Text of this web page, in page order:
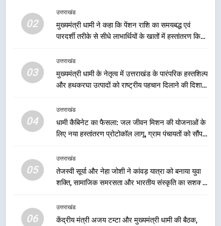
02
उत्तराखंड
मुख्यमंत्री धामी ने कहा कि पेंशन राशि का समयबद्ध एवं
पारदर्शी तरीके से सीधे लाभार्थियों के खातों में हस्तांतरण किया
लाभ मिल रहा है
03
उत्तराखंड
मुख्यमंत्री धामी के नेतृत्व में उत्तराखंड के पारंपरिक हस्तशिल्प
और हथकरघा उत्पादों को राष्ट्रीय पहचान दिलाने की दिशा में
04
उत्तराखंड
धामी कैबिनेट का फैसला: जल जीवन मिशन की योजनाओं के
लिए नया हस्तांतरण प्रोटोकॉल लागू, ग्राम पंचायतों को सौंपने
05
उत्तराखंड
तेजस्वी सूर्या और नेहा जोशी ने कांवड़ यात्रा को बनाया युवा
शक्ति, सामाजिक समरसता और भारतीय संस्कृति का सशक्त
06
उत्तराखंड
केंद्रीय मंत्री अजय टम्टा और मुख्यमंत्री धामी की बैठक,
विकास की नई दिशा
उत्तराखंड
मुख्यमंत्री धामी ने कहा कि पेंशन राशि का
समयबद्ध एवं पारदर्शी तरीके से सीधे
योजनाओं का सीधे लाभ मिल रहा है
3
मुख्यमंत्री धामी के नेतृत्व में उत्तराखंड के
निरंतर प्रयास